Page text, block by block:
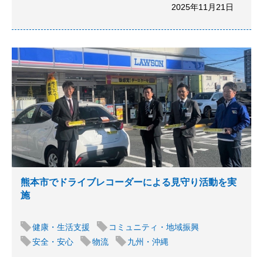
2025年11月21日
熊本市でドライブレコーダーによる見守り活動を実
施
健康・生活支援
コミュニティ・地域振興
安全・安心
物流 九州・沖縄